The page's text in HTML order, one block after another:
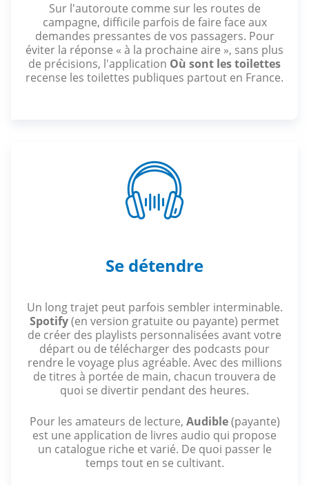
Sur l'autoroute comme sur les routes de
campagne, difficile parfois de faire face aux
demandes pressantes de vos passagers. Pour
éviter la réponse « à la prochaine aire », sans plus
de précisions, l'application Où sont les toilettes
recense les toilettes publiques partout en France.
Se détendre
Un long trajet peut parfois sembler interminable.
Spotify(en version gratuite ou payante) permet
de créer des playlists personnalisées avant votre
départ ou de télécharger des podcasts pour
rendre le voyage plus agréable. Avec des millions
de titres à portée de main, chacun trouvera de
quoi se divertir pendant des heures.
Pour les amateurs de lecture, Audible(payante)
est une application de livres audio qui propose
un catalogue riche et varié. De quoi passer le
temps tout en se cultivant.